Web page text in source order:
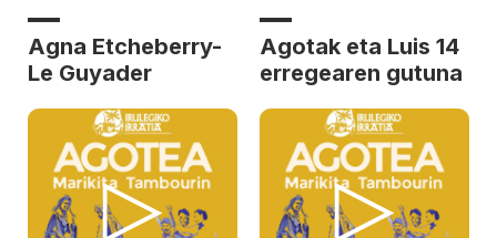
AZTARNAK
Agna Etcheberry-
Le Guyader
Agotak eta Luis 14
erregearen gutuna